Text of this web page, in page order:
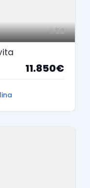
52
11.850€